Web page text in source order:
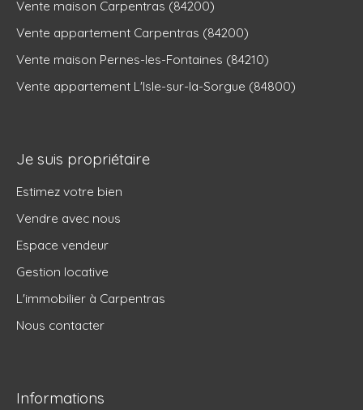
Vente maison Carpentras (84200)
Vente appartement Carpentras (84200)
Vente maison Pernes-les-Fontaines (84210)
Vente appartement L'Isle-sur-la-Sorgue (84800)
Je suis propriétaire
Estimez votre bien
Vendre avec nous
Espace vendeur
Gestion locative
L'immobilier à Carpentras
Nous contacter
Informations